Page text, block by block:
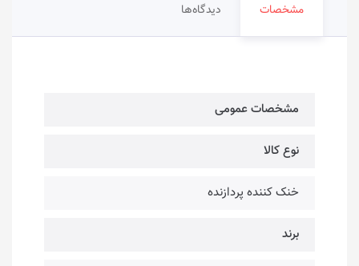
مشخصات دیدگاه‌ها
مشخصات عمومی
نوع کالا
خنک کننده پردازنده
برند